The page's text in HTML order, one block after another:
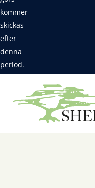
kommer
skickas
efter
denna
period.